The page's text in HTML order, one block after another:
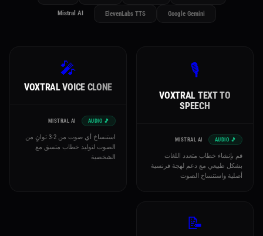
Google Gemini
ElevenLabs TTS
Mistral AI
🎙️
VOXTRAL TEXT TO
SPEECH
🎵 AUDIO
MISTRAL AI
قم بإنشاء خطاب متعدد اللغات
بشكل طبيعي مع دعم لهجة فرنسية
أصلية واستنساخ الصوت
🎤
VOXTRAL VOICE CLONE
🎵 AUDIO
MISTRAL AI
استنساخ أي صوت من 2-3 ثوانٍ من
الصوت لتوليد خطاب متسق مع
الشخصية
📝